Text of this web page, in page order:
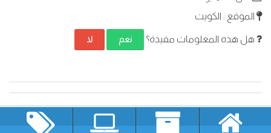
الموقع : الكويت
هل هذه المعلومات مفيدة؟ نعم لا